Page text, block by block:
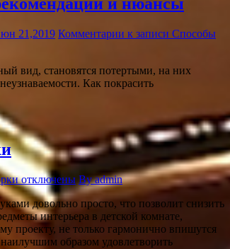
21,2019 Комментарии к записи Способы
вид, становятся потертыми, на них
Как покрасить
отключены By admin
довольно просто, что позволит снизить
интерьера в детской комнате,
проекту, не только гармонично впишутся
образом удовлетворить